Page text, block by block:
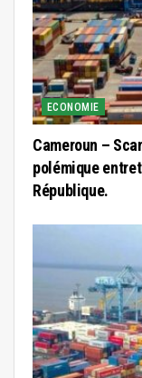
ECONOMIE
Cameroun –
polémique
République.